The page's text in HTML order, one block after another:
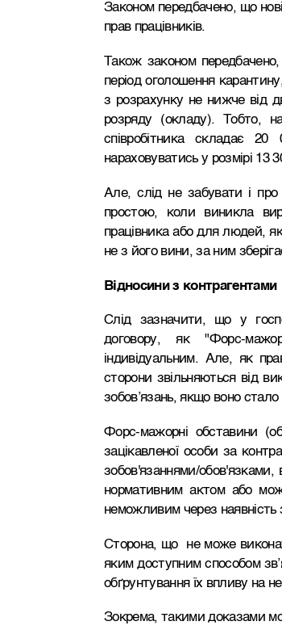
Законом передбачено, що
прав працівників.
Також законом
період оголошення
з розрахунку не нижче від
розряду (окладу). Тобто,
співробітника складає
нараховуватись у розмірі 13
Але, слід не забувати і
простою, коли виникла
працівника або для людей,
не з його вини, за ним
Відносини з контрагентами
Слід зазначити, що у
договору, як "Форс-
індивідуальним. Але, як
сторони звільняються від
зобов’язань, якщо воно
Форс-мажорні обставини
зацікавленої особи за
зобов'язаннями/обов'язками,
нормативним актом або
неможливим через наявність
Сторона, що не може
яким доступним способом
обґрунтування їх впливу на
Зокрема, такими доказами